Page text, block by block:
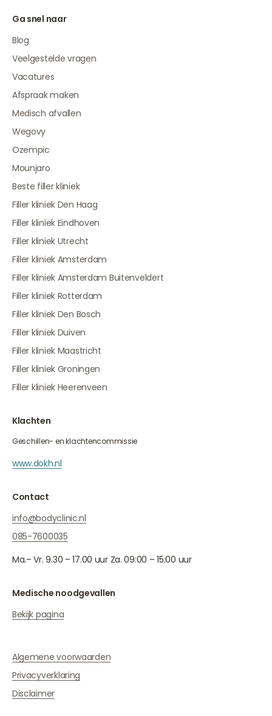
Ga snel naar
Blog
Veelgestelde vragen
Vacatures
Afspraak maken
Medisch afvallen
Wegovy
Ozempic
Mounjaro
Beste filler kliniek
Filler kliniek Den Haag
Filler kliniek Eindhoven
Filler kliniek Utrecht
Filler kliniek Amsterdam
Filler kliniek Amsterdam Buitenveldert
Filler kliniek Rotterdam
Filler kliniek Den Bosch
Filler kliniek Duiven
Filler kliniek Maastricht
Filler kliniek Groningen
Filler kliniek Heerenveen
Klachten
Geschillen- en klachtencommissie
www.dokh.nl
Contact
info@bodyclinic.nl
085-7600035
Ma.– Vr. 9.30 – 17.00 uur Za. 09:00 – 15:00 uur
Medische noodgevallen
Bekijk pagina
Algemene voorwaarden
Privacyverklaring
Disclaimer